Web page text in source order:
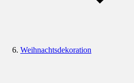
Weihnachtsdekoration